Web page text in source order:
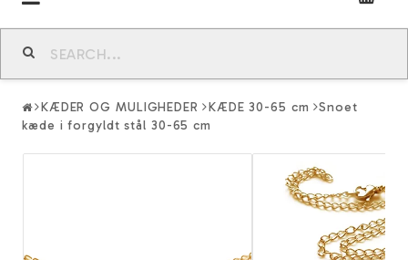
navigation
KÆDER OG MULIGHEDER KÆDE 30-65 cm
Snoet
kæde i forgyldt stål 30-65 cm